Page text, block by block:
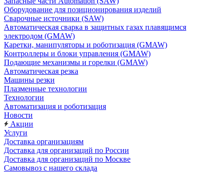
Оборудование для позиционирования изделий
Сварочные источники (SAW)
Автоматическая сварка в защитных газах плавящимся
электродом (GMAW)
Каретки, манипуляторы и роботизация (GMAW)
Контроллеры и блоки управления (GMAW)
Подающие механизмы и горелки (GMAW)
Автоматическая резка
Машины резки
Плазменные технологии
Технологии
Автоматизация и роботизация
Новости
Акции
Услуги
Доставка организациям
Доставка для организаций по России
Доставка для организаций по Москве
Самовывоз с нашего склада